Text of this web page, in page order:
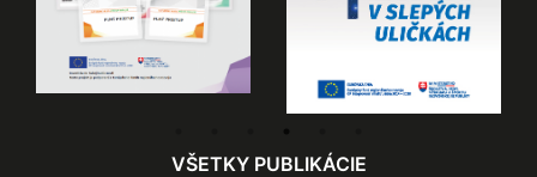
VŠETKY PUBLIKÁCIE